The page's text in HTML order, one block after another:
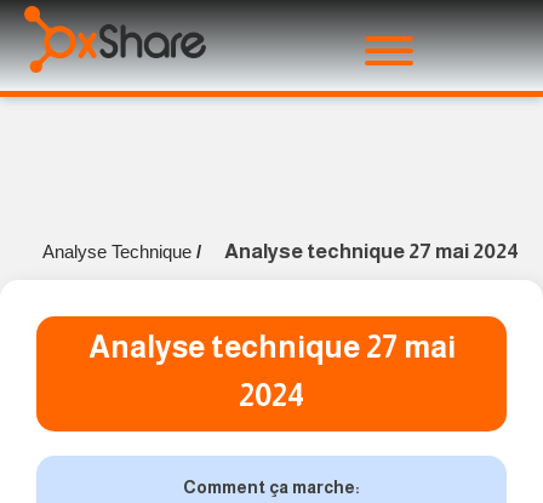
Analyse Technique / Analyse technique 27 mai 2024
Analyse technique 27 mai
2024
Comment ça marche: